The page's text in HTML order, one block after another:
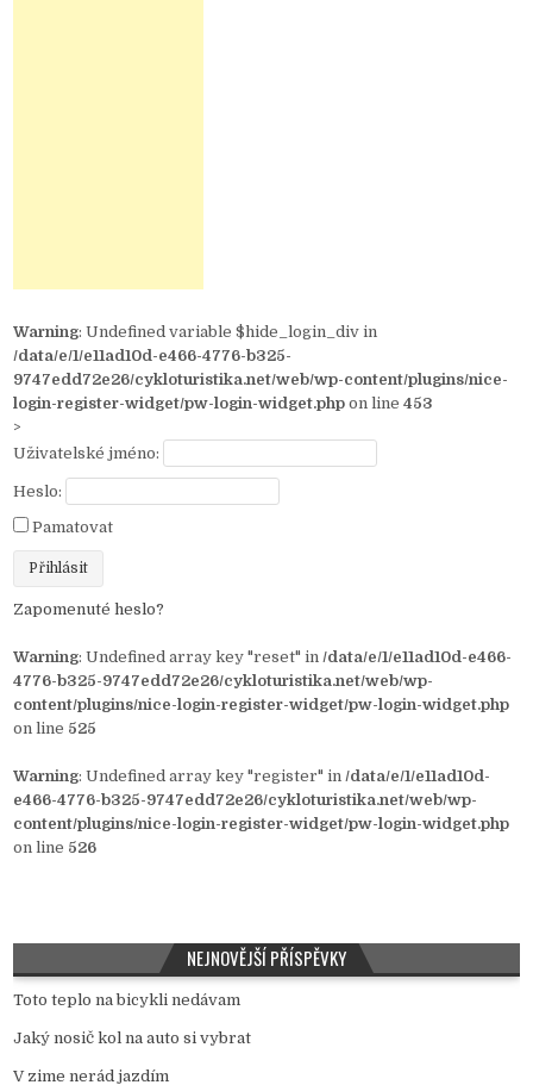
Warning: Undefined variable $hide_login_div in
/data/e/1/e11ad10d-e466-4776-b325-
9747edd72e26/cykloturistika.net/web/wp-content/plugins/nice-
login-register-widget/pw-login-widget.php on line453
>
Uživatelské jméno:
Heslo:
Pamatovat
Zapomenuté heslo?
Warning: Undefined array key "reset" in/data/e/1/e11ad10d-e466-
4776-b325-9747edd72e26/cykloturistika.net/web/wp-
content/plugins/nice-login-register-widget/pw-login-widget.php
on line 525
Warning: Undefined array key "register" in/data/e/1/e11ad10d-
e466-4776-b325-9747edd72e26/cykloturistika.net/web/wp-
content/plugins/nice-login-register-widget/pw-login-widget.php
on line 526
NEJNOVĚJŠÍ PŘÍSPĚVKY
Toto teplo na bicykli nedávam
Jaký nosič kol na auto si vybrat
V zime nerád jazdím